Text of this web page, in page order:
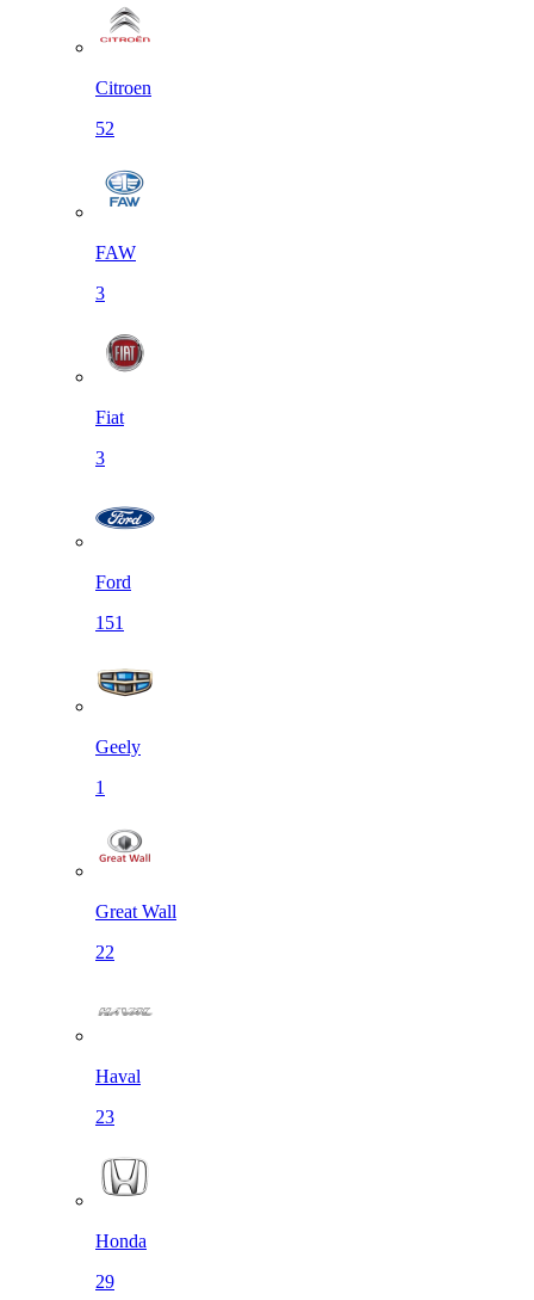
Citroen
52
FAW
3
Fiat
3
Ford
151
Geely
1
Great Wall
22
Haval
23
Honda
29